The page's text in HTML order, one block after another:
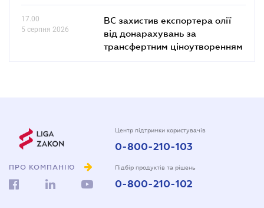
17.00
5 серпня 2026
ВС захистив експортера олії
від донарахувань за
трансфертним ціноутворенням
ПРО КОМПАНІЮ
Центр підтримки користувачів
0-800-210-103
Підбір продуктів та рішень
0-800-210-102